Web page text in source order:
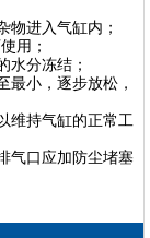
物进入气缸内；
用；
水分冻结；
最小，逐步放松，
维持气缸的正常工
气口应加防尘堵塞